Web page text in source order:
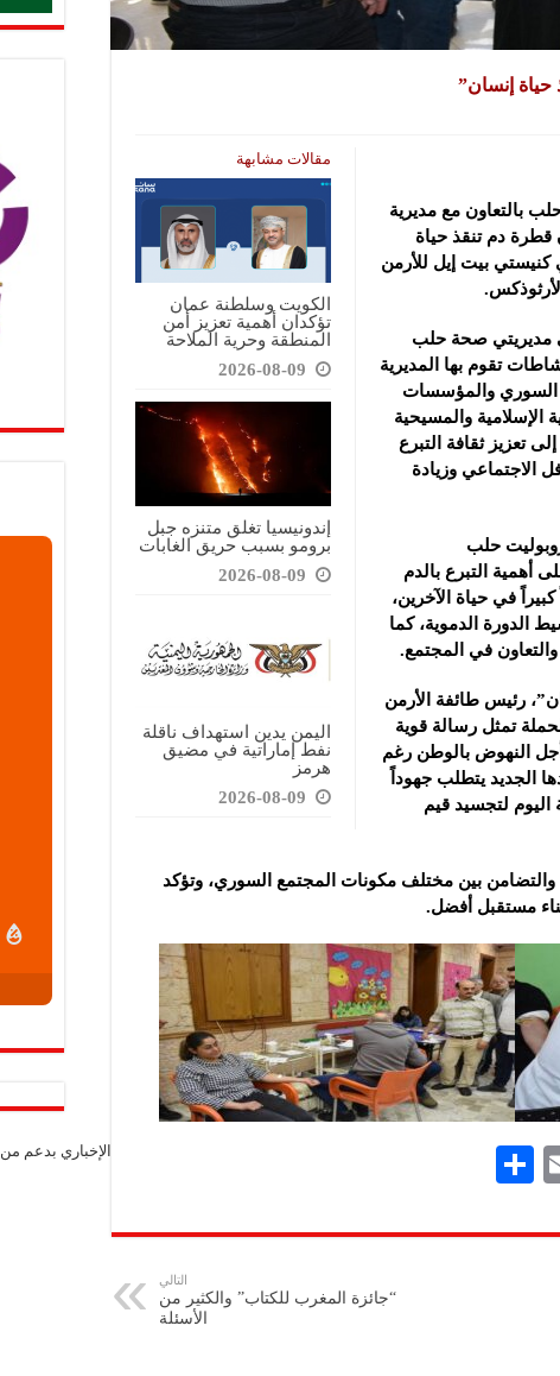
إنسان”
مقالات مشابهة
الكويت وسلطنة عمان
تؤكدان أهمية تعزيز أمن
المنطقة وحرية الملاحة
2026-08-09
إندونيسيا تغلق متنزه جبل
برومو بسبب حريق الغابات
2026-08-09
اليمن يدين استهداف ناقلة
نفط إماراتية في مضيق
هرمز
2026-08-09
بالتعاون مع مديرية
دم تنقذ حياة
بيت إيل للأرمن
مديريتي صحة حلب
تقوم بها المديرية
السوري والمؤسسات
الإسلامية والمسيحية
تعزيز ثقافة التبرع
الاجتماعي وزيادة
حلب
أهمية التبرع بالدم
في حياة الآخرين،
الدورة الدموية، كما
والتعاون في المجتمع.
رئيس طائفة الأرمن
تمثل رسالة قوية
النهوض بالوطن رغم
الجديد يتطلب جهوداً
اليوم لتجسيد قيم
والتضامن بين مختلف مكونات المجتمع السوري، وتؤكد
مستقبل أفضل.
E
ai
ar
التالي
“جائزة المغرب للكتاب” والكثير من
الأسئلة
الإخباري بدعم من